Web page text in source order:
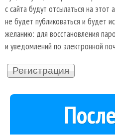
с сайта будут отсылаться на
не будет публиковаться и будет
желанию: для восстановления
и уведомлений по электронной